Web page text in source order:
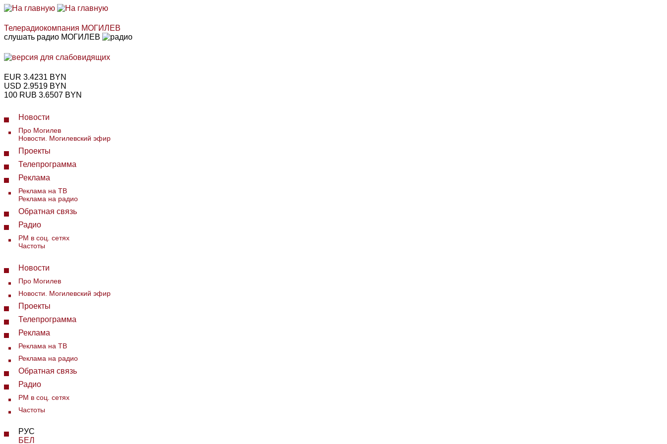
Телерадиокомпания МОГИЛЕВ
слушать радио МОГИЛЕВ
EUR 3.4231 BYN
USD 2.9519 BYN
100 RUB 3.6507 BYN
Новости
Про Могилев
Новости. Могилевский эфир
Проекты
Телепрограмма
Реклама
Реклама на ТВ
Реклама на радио
Обратная связь
Радио
РМ в соц. сетях
Частоты
Новости
Про Могилев
Новости. Могилевский эфир
Проекты
Телепрограмма
Реклама
Реклама на ТВ
Реклама на радио
Обратная связь
Радио
РМ в соц. сетях
Частоты
РУС
БЕЛ